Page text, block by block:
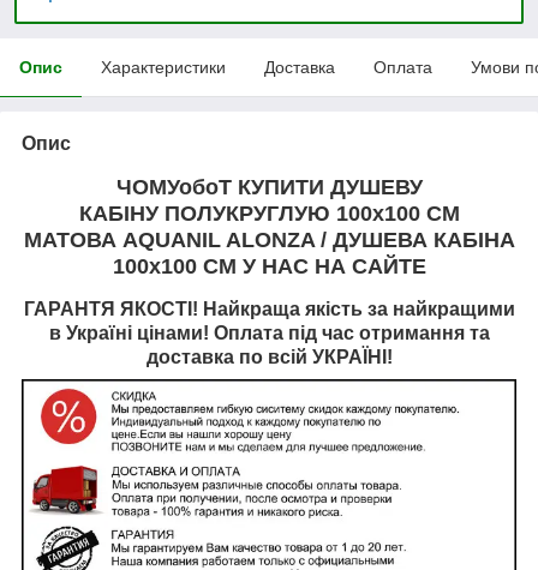
Опис Характеристики Доставка Оплата Умови
Опис
ЧОМУобоТ КУПИТИ ДУШЕВУ
КАБІНУ ПОЛУКРУГЛУЮ 100х100 СМ
МАТОВА AQUANIL ALONZA / ДУШЕВА КАБІНА
100х100 СМ У НАС НА САЙТЕ
ГАРАНТЯ ЯКОСТІ! Найкраща якість за найкращими
в Україні цінами! Оплата під час отримання та
доставка по всій УКРАЇНІ!